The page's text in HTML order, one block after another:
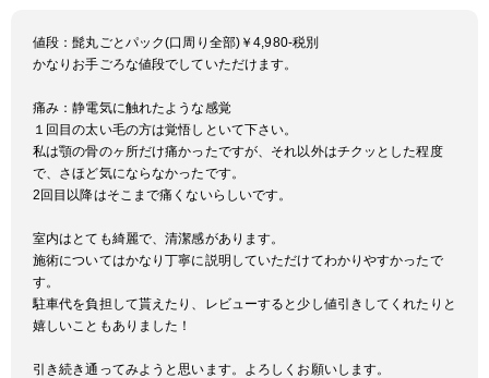
値段：髭丸ごとパック(口周り全部)￥4,980-税別
かなりお手ごろな値段でしていただけます。
痛み：静電気に触れたような感覚
１回目の太い毛の方は覚悟しといて下さい。
私は顎の骨のヶ所だけ痛かったですが、それ以外はチクッとした程度
で、さほど気にならなかったです。
2回目以降はそこまで痛くないらしいです。
室内はとても綺麗で、清潔感があります。
施術についてはかなり丁寧に説明していただけてわかりやすかったで
す。
駐車代を負担して貰えたり、レビューすると少し値引きしてくれたりと
嬉しいこともありました！
引き続き通ってみようと思います。よろしくお願いします。